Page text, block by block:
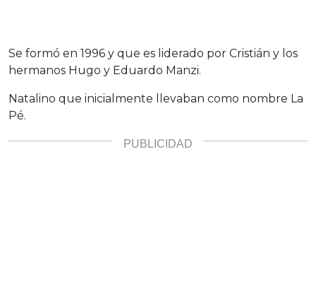
Se formó en 1996 y que es liderado por Cristián y los
hermanos Hugo y Eduardo Manzi.
Natalino que inicialmente llevaban como nombre La
Pé.